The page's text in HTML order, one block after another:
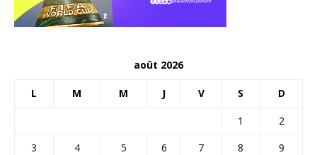
août 2026
L M M J V S D
1
2
3
4 5 6 7 8
9